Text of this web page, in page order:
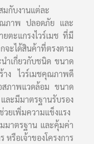
มกับงานแต่ละ
ณภาพ ปลอดภัย และ
ตะแกรงไวร์เมช ที่มี
จะได้สินค้าที่ตรงตาม
ำเกี่ยวกับชนิด ขนาด
าง ไวร์เมชคุณภาพดี
ภาพแวดล้อม ขนาด
ะมีมาตรฐานรับรอง
วยเพิ่มความแข็งแรง
มาตรฐาน และคุ้มค่า
หรือเจ้าของโครงการ